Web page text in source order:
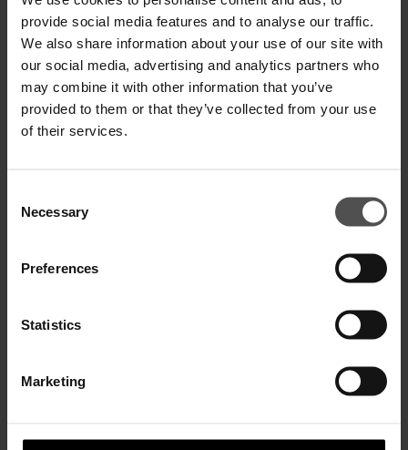
provide social media features and to analyse our traffic.
We also share information about your use of our site with
our social media, advertising and analytics partners who
may combine it with other information that you’ve
provided to them or that they’ve collected from your use
of their services.
Selection
Necessary
Preferences
Statistics
Marketing
SPEDIZIONE E RESO
SPECIFICHE TECNICHE
DIGITAL PRODUCT PASSPORT